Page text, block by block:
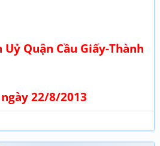
Quận Cầu Giấy-Thành
8/2013